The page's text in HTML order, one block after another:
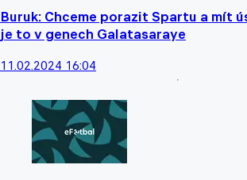
Buruk: Chceme porazit Spartu a mít
je to v genech Galatasaraye
11.02.2024 16:04